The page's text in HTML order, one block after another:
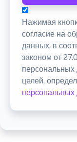
Нажимая
согласие на
данных, в
законом от
персональных
целей,